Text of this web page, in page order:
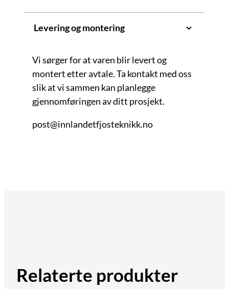
Levering og montering
Vi sørger for at varen blir levert og
montert etter avtale. Ta kontakt med oss
slik at vi sammen kan planlegge
gjennomføringen av ditt prosjekt.
post@innlandetfjosteknikk.no
Relaterte produkter